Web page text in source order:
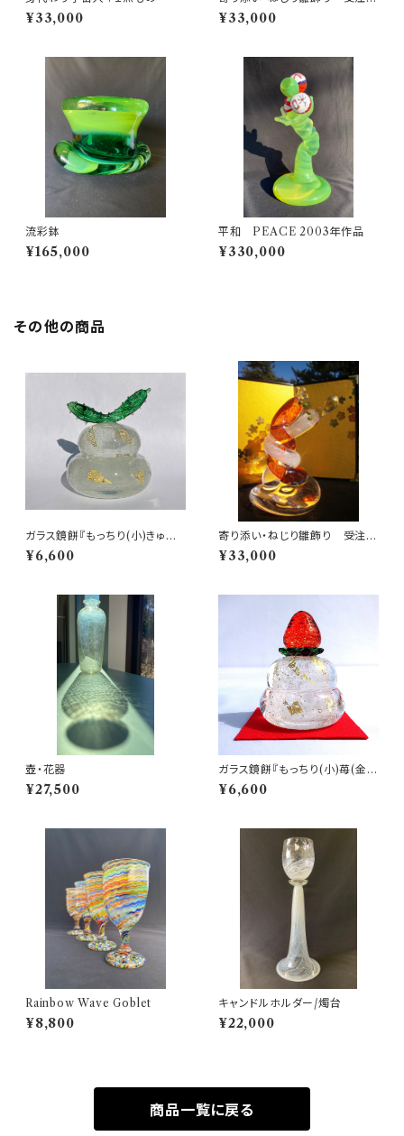
¥33,000
作
¥33,000
流彩鉢
¥165,000
平和 PEACE 2003年作品
¥330,000
その他の商品
ガラス鏡餅『もっちり(小)きゅうり
(金箔入り)』受注制作
¥6,600
寄り添い・ねじり雛飾り 受注制
作
¥33,000
壺・花器
¥27,500
ガラス鏡餅『もっちり(小)苺(金箔
入り)』受注制作
¥6,600
Rainbow Wave Goblet
¥8,800
キャンドルホルダー/燭台
¥22,000
商品一覧に戻る